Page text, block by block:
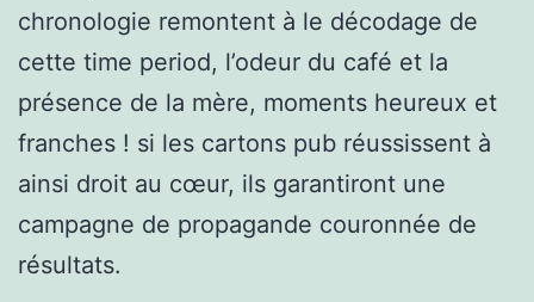
chronologie remontent à le décodage de
cette time period, l’odeur du café et la
présence de la mère, moments heureux et
franches ! si les cartons pub réussissent à
ainsi droit au cœur, ils garantiront une
campagne de propagande couronnée de
résultats.